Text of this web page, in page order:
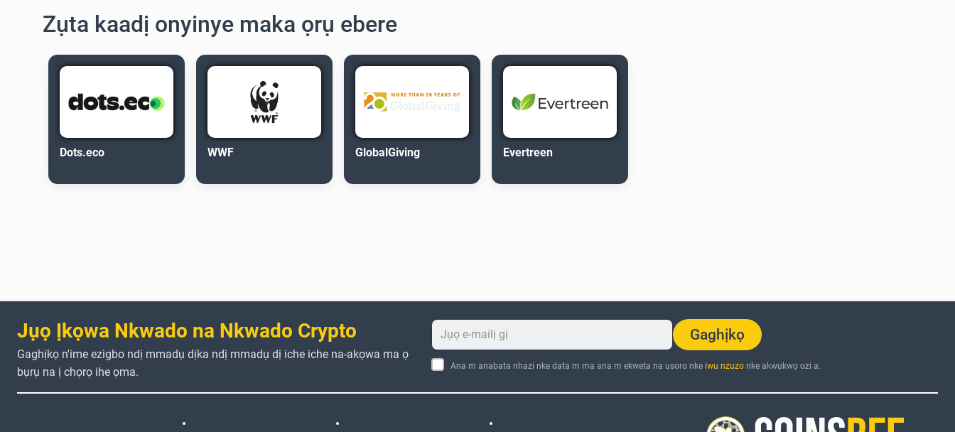
Zụta kaadị onyinye maka ọrụ ebere
Dots.eco WWF GlobalGiving Evertreen
Jụọ Ịkọwa Nkwado na Nkwado Crypto
Gaghịkọ n'ime ezigbo ndị mmadụ dịka ndị mmadụ dị iche iche na-akọwa ma ọ
bụrụ na ị chọrọ ihe ọma.
Gaghịkọ
Ana m anabata nhazi nke data m ma ana m ekweta na usoro nke iwu nzuzonke akwụkwọ ozi a.